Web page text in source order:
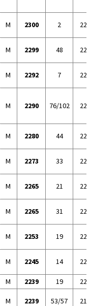
M 2300 2
M 2299 48
M 2292 7
M 2290 76/102
M 2280 44
M 2273 33
M 2265 21
M 2265 31
M 2253 19
M 2245 14
M 2239 19
M 2239 53/57